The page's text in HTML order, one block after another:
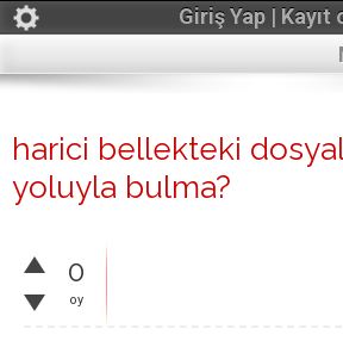
Giriş Yap | Kayıt
harici bellekteki
yoluyla bulma?
0
oy